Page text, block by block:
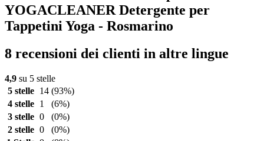
YOGACLEANER Detergente per
Tappetini Yoga - Rosmarino
8 recensioni dei clienti in altre lingue
4,9 su 5 stelle
5 stelle
14 (93%)
4 stelle
1
(6%)
3 stelle 0
(0%)
2 stelle 0
(0%)